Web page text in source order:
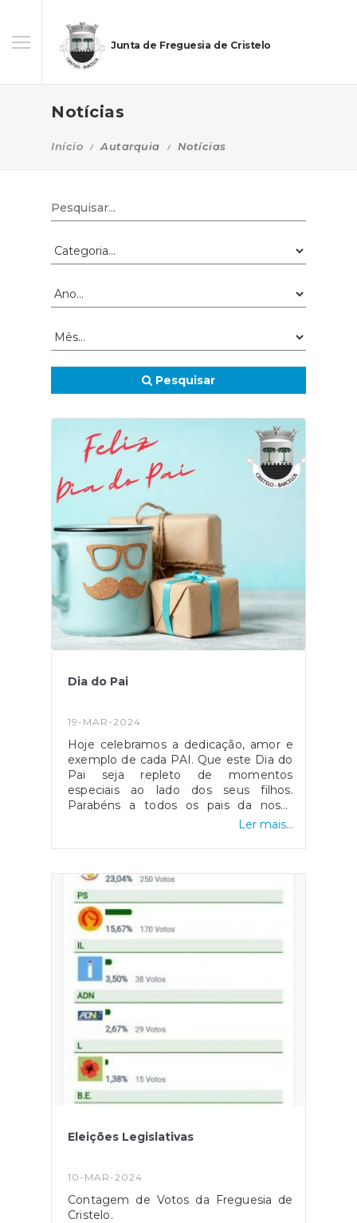
Junta de Freguesia de Cristelo
Notícias
Início Autarquia Notícias
Pesquisar
Dia do Pai
19-MAR-2024
Hoje celebramos a dedicação, amor e
exemplo de cada PAI. Que este Dia do
Pai seja repleto de momentos
especiais ao lado dos seus filhos.
Parabéns a todos os pais da nossa
comunidade! #diadopai2024i #cristelo
#freguesiadecristelobcl#cristelobarcelos
Ler mais...
Eleições Legislativas
10-MAR-2024
Contagem de Votos da Freguesia de
Cristelo.